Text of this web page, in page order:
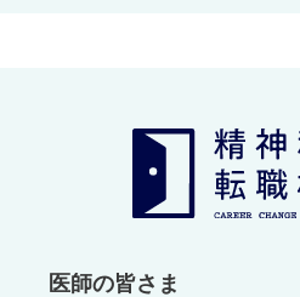
医師の皆さま